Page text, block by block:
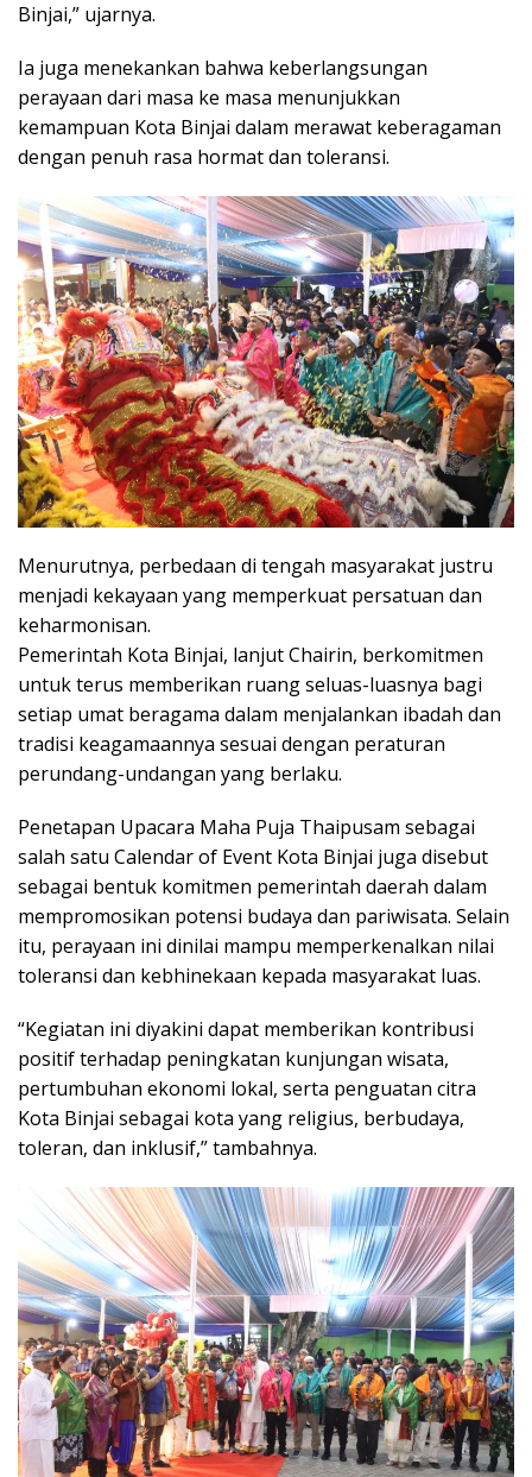
Binjai,” ujarnya.
Ia juga menekankan bahwa keberlangsungan
perayaan dari masa ke masa menunjukkan
kemampuan Kota Binjai dalam merawat keberagaman
dengan penuh rasa hormat dan toleransi.
Menurutnya, perbedaan di tengah masyarakat justru
menjadi kekayaan yang memperkuat persatuan dan
keharmonisan.
Pemerintah Kota Binjai, lanjut Chairin, berkomitmen
untuk terus memberikan ruang seluas-luasnya bagi
setiap umat beragama dalam menjalankan ibadah dan
tradisi keagamaannya sesuai dengan peraturan
perundang-undangan yang berlaku.
Penetapan Upacara Maha Puja Thaipusam sebagai
salah satu Calendar of Event Kota Binjai juga disebut
sebagai bentuk komitmen pemerintah daerah dalam
mempromosikan potensi budaya dan pariwisata. Selain
itu, perayaan ini dinilai mampu memperkenalkan nilai
toleransi dan kebhinekaan kepada masyarakat luas.
“Kegiatan ini diyakini dapat memberikan kontribusi
positif terhadap peningkatan kunjungan wisata,
pertumbuhan ekonomi lokal, serta penguatan citra
Kota Binjai sebagai kota yang religius, berbudaya,
toleran, dan inklusif,” tambahnya.